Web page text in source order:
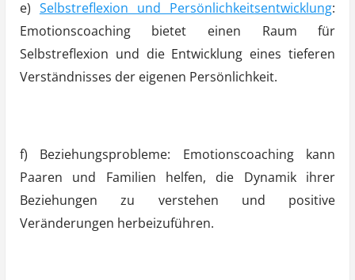
e) Selbstreflexion und Persönlichkeitsentwicklung:
Emotionscoaching bietet einen Raum für
Selbstreflexion und die Entwicklung eines tieferen
Verständnisses der eigenen Persönlichkeit.
f) Beziehungsprobleme: Emotionscoaching kann
Paaren und Familien helfen, die Dynamik ihrer
Beziehungen zu verstehen und positive
Veränderungen herbeizuführen.